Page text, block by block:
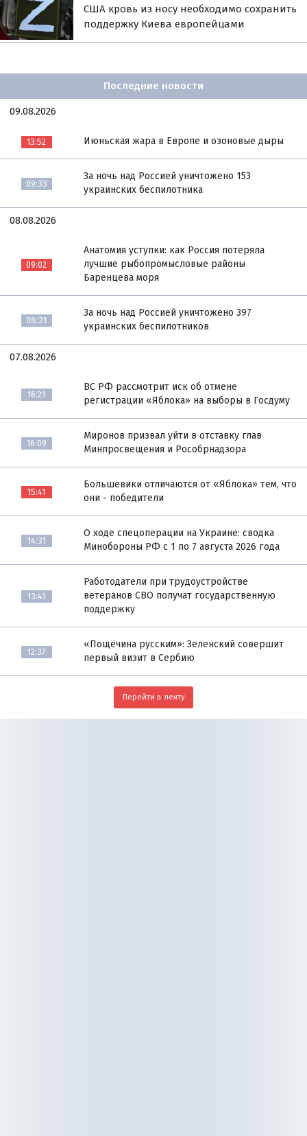
США кровь из носу необходимо сохранить
поддержку Киева европейцами
Последние новости
09.08.2026
13:52 Июньская жара в Европе и озоновые дыры
09:33
За ночь над Россией уничтожено 153
украинских беспилотника
08.08.2026
09:02
Анатомия уступки: как Россия потеряла
лучшие рыбопромысловые районы
Баренцева моря
08:31
За ночь над Россией уничтожено 397
украинских беспилотников
07.08.2026
16:21
ВС РФ рассмотрит иск об отмене
регистрации «Яблока» на выборы в Госдуму
16:09
Миронов призвал уйти в отставку глав
Минпросвещения и Рособрнадзора
15:41
Большевики отличаются от «Яблока» тем, что
они - победители
14:31
О ходе спецоперации на Украине: сводка
Минобороны РФ с 1 по 7 августа 2026 года
13:41
Работодатели при трудоустройстве
ветеранов СВО получат государственную
поддержку
12:37
«Пощёчина русским»: Зеленский совершит
первый визит в Сербию
Перейти в ленту